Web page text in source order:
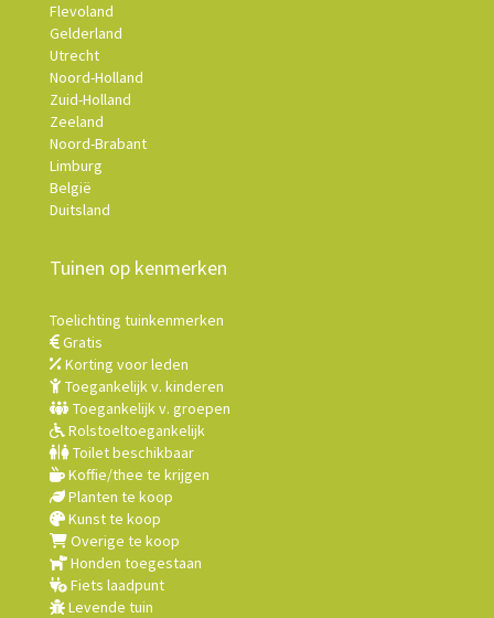
Flevoland
Gelderland
Utrecht
Noord-Holland
Zuid-Holland
Zeeland
Noord-Brabant
Limburg
België
Duitsland
Tuinen op kenmerken
Toelichting tuinkenmerken
Gratis
Korting voor leden
Toegankelijk v. kinderen
Toegankelijk v. groepen
Rolstoeltoegankelijk
Toilet beschikbaar
Koffie/thee te krijgen
Planten te koop
Kunst te koop
Overige te koop
Honden toegestaan
Fiets laadpunt
Levende tuin